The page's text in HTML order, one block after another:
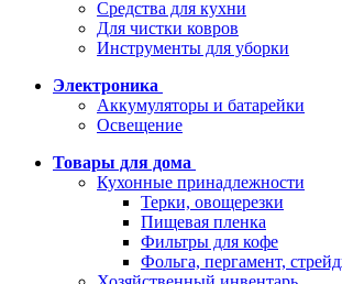
Средства для кухни
Для чистки ковров
Инструменты для уборки
Электроника
Аккумуляторы и батарейки
Освещение
Товары для дома
Кухонные принадлежности
Терки, овощерезки
Пищевая пленка
Фильтры для кофе
Фольга, пергамент,